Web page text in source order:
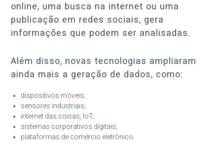
online, uma busca na internet ou uma
publicação em redes sociais, gera
informações que podem ser analisadas.
Além disso, novas tecnologias ampliaram
ainda mais a geração de dados, como:
dispositivos móveis;
sensores industriais;
internet das coisas, IoT;
sistemas corporativos digitais;
plataformas de comércio eletrônico.